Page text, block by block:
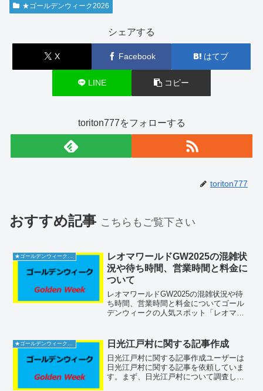
★ゴールデンウィーク2026
シェアする
X Facebook はてブ
LINE コピー
toriton777をフォローする
toriton777
おすすめ記事 こちらもご覧下さい
レオマワールドGW2025の混雑状
況や待ち時間、営業時間と料金に
ついて
レオマワールドGW2025の混雑状況や待
ち時間、営業時間と料金についてゴール
デンウィークの人気スポット「レオマワ
間、料金などの情報を詳しくご紹介しま
す。この時期は多くの人...
★ゴールデンウィーク2026 日光江戸村に関する記事作成
日光江戸村に関する記事作成ユーザーは
日光江戸村に関する記事を依頼していま
す。まず、日光江戸村について調査し、